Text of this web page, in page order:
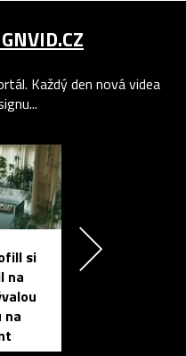
Každý den nová videa
si
na
na